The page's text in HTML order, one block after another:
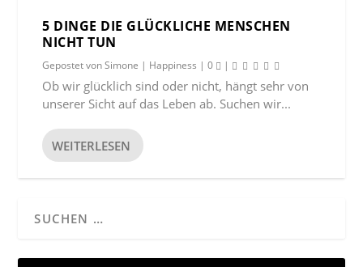
5 DINGE DIE GLÜCKLICHE MENSCHEN
NICHT TUN
Gepostet vonSimone | Happiness |0 |
Ob wir glücklich sind oder nicht, hängt sehr von
unserer Sicht auf das Leben ab. Suchen wir...
WEITERLESEN